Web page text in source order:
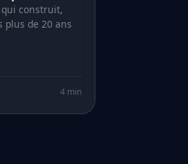
qui construit,
plus de 20 ans
4 min